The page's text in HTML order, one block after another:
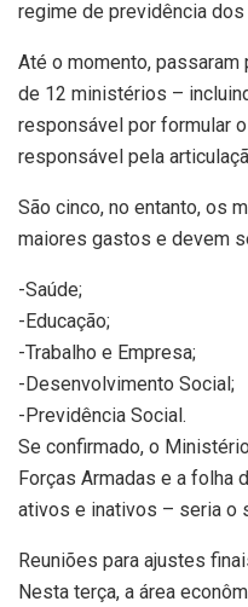
regime de previdência
Até o momento,
de 12 ministérios –
responsável por formular o
responsável pela
São cinco, no entanto, os
maiores gastos e devem
-Saúde;
-Educação;
-Trabalho e Empresa;
-Desenvolvimento Social;
-Previdência Social.
Se confirmado, o
Forças Armadas e a folha
ativos e inativos – seria o
Reuniões para ajustes
Nesta terça, a área